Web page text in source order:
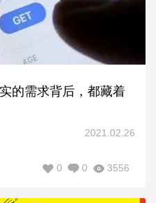
的需求背后，都藏着
2021.02.26
3556
0
0